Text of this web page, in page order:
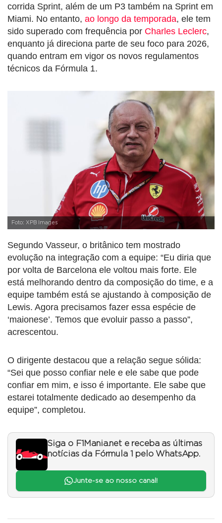
corrida Sprint, além de um P3 também na Sprint em
Miami. No entanto, ao longo da temporada, ele tem
sido superado com frequência por Charles Leclerc,
enquanto já direciona parte de seu foco para 2026,
quando entram em vigor os novos regulamentos
técnicos da Fórmula 1.
Foto: XPB Images
Segundo Vasseur, o britânico tem mostrado
evolução na integração com a equipe: “Eu diria que
por volta de Barcelona ele voltou mais forte. Ele
está melhorando dentro da composição do time, e a
equipe também está se ajustando à composição de
Lewis. Agora precisamos fazer essa espécie de
‘maionese’. Temos que evoluir passo a passo”,
acrescentou.
O dirigente destacou que a relação segue sólida:
“Sei que posso confiar nele e ele sabe que pode
confiar em mim, e isso é importante. Ele sabe que
estarei totalmente dedicado ao desempenho da
equipe”, completou.
Siga o F1Mania.net e receba as últimas
notícias da Fórmula 1 pelo WhatsApp.
Junte-se ao nosso canal!